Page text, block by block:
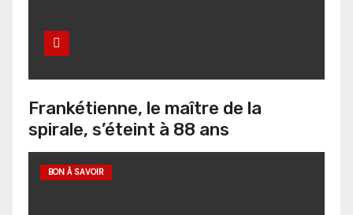
Frankétienne, le maître de la
spirale, s’éteint à 88 ans
BON À SAVOIR